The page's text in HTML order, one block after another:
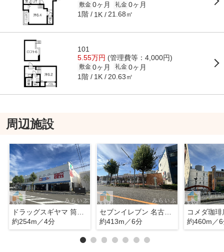
敷金 0ヶ月 礼金 0ヶ月
1階 1K 21.68㎡
101
5.55万円 (管理費等：4,000円)
敷金 0ヶ月 礼金 0ヶ月
1階 1K 20.63㎡
周辺施設
ドラッグスギヤマ 筒井店
約254m／4分
セブンイレブン 名古屋筒井町4丁目店
約413m／6分
コメダ珈
約460m／